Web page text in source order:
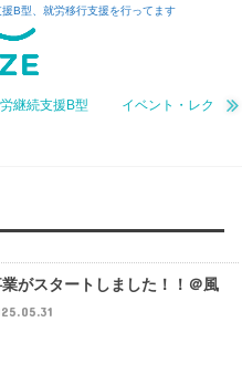
B型、就労移行支援を行ってます
継続支援B型 イベント・レク
がスタートしました！！＠風